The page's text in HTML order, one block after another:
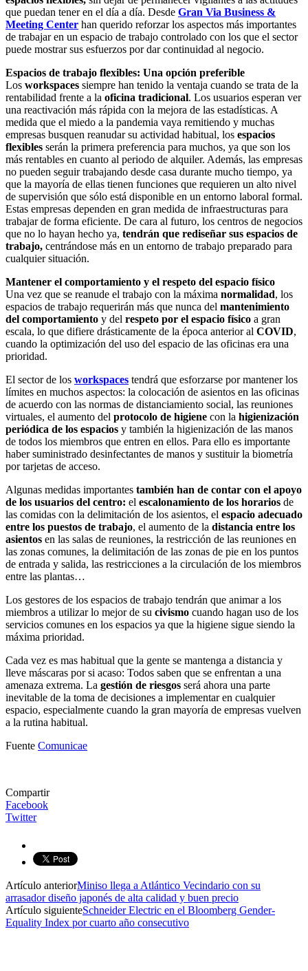
que puedan tener en el día a día. Desde Gran Via Business &
Meeting Center han querido reforzar los aspectos más importantes
de trabajar en un espacio de trabajo controlado con los que el sector
puede mostrar sus esfuerzos por dar continuidad al negocio.
Espacios de trabajo flexibles: Una opción preferible
Los workspaces siempre han tenido la ventaja cuando se trata de la
rentabilidad frente a la oficina tradicional. Los usuarios esperan ver
una reactivación más rápida con la mejora de las estadísticas. A
medida que el miedo a la pandemia vaya remitiendo y muchas
empresas busquen reanudar su actividad habitual, los espacios
flexibles serán la primera preferencia para muchos, ya que son los
más rentables en cuanto al periodo de alquiler. Además, las empresas
no pueden seguir trabajando desde casa durante mucho tiempo, ya
que la mayoría de ellas tienen funciones que requieren un alto nivel
de supervisión que sólo está disponible en un entorno laboral formal.
Estas empresas dependen en gran medida de infraestructuras para
trabajar de forma eficiente. De cara al futuro, los centros de negocios
que no lo hayan hecho ya, tendrán que rediseñar sus espacios de
trabajo, centrándose más en un entorno de trabajo preparado para
cualquier situación.
Mantener el comportamiento y el respeto del espacio físico
Una vez que se reanude el trabajo con la máxima normalidad, los
espacios de trabajo requerirán más que nunca del mantenimiento
del comportamiento y del respeto por el espacio físico a gran
escala, lo que difiere drásticamente de la época anterior al COVID,
cuando la optimización del uso del espacio de las oficinas era una
prioridad.
El sector de los workspaces tendrá que esforzarse por mantener los
límites en muchos aspectos: la colocación de asientos en las oficinas
de acuerdo con las normas de distanciamiento social, las reuniones
virtuales, el aumento del protocolo de higiene con la higienización
periódica de los espacios y también la higienización de las manos
de todos los miembros que entren en ellos. Para ello es importante
haber suministrado desinfectantes de manos y sustituir la biometría
por tarjetas de acceso.
Algunas medidas importantes también han de contar con el apoyo
de los usuarios del centro: el escalonamiento de los horarios de
las comidas con la delimitación de los asientos, el espacio adecuado
entre los puestos de trabajo, el aumento de la distancia entre los
asientos en las salas de reuniones, la restricción de las reuniones en
las zonas comunes, la delimitación de las zonas de pie en los puntos
de entrada y salida, las restricciones a la circulación de los miembros
entre las plantas…
Los gestores de los espacios de trabajo tendrán que animar a los
miembros a utilizar lo mejor de su civismo cuando hagan uso de los
servicios comunes en los espacios ya que la higiene sigue siendo la
máxima prioridad.
Cada vez es mas habitual que la gente se mantenga a distancia y
lleve máscaras por si acaso: Todos saben que se enfrentan a una
amenaza extrema. La gestión de riesgos será ahora una parte
inevitable de la toma de decisiones a implementar en cualquier
espacio, especialmente cuando la gran mayoría de empresas vuelven
a la rutina habitual.
Fuente Comunicae
Compartir
Facebook
Twitter
Artículo anteriorMiniso llega a Atlántico Vecindario con su
arrasador diseño japonés de alta calidad y buen precio
Artículo siguienteSchneider Electric en el Bloomberg Gender-
Equality Index por cuarto año consecutivo